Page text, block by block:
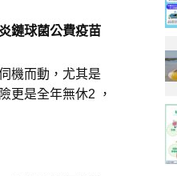
鏈球菌公費疫苗
機而動，尤其是
更是全年無休2 ，